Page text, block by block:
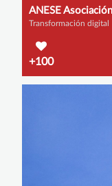
Transformación digital
+100